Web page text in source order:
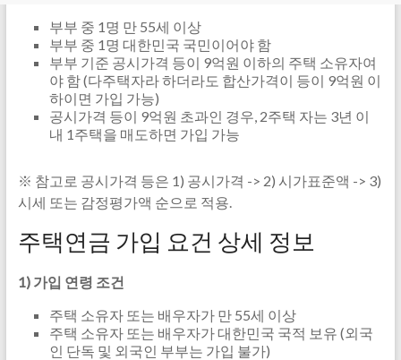
부부 중 1명 만 55세 이상
부부 중 1명 대한민국 국민이어야 함
부부 기준 공시가격 등이 9억원 이하의 주택 소유자여
야 함 (다주택자라 하더라도 합산가격이 등이 9억원 이
하이면 가입 가능)
공시가격 등이 9억원 초과인 경우, 2주택 자는 3년 이
내 1주택을 매도하면 가입 가능
※ 참고로 공시가격 등은 1) 공시가격 -> 2) 시가표준액 -> 3)
시세 또는 감정평가액 순으로 적용.
주택연금 가입 요건 상세 정보
1) 가입 연령 조건
주택 소유자 또는 배우자가 만 55세 이상
주택 소유자 또는 배우자가 대한민국 국적 보유 (외국
인 단독 및 외국인 부부는 가입 불가)